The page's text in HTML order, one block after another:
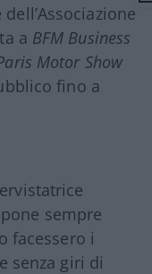
a BFM Business
Motor Show
fino a
sempre
facessero i
senza giri di